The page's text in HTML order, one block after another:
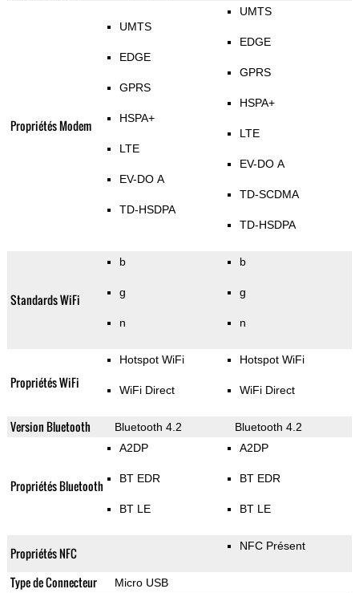
Propriétés Modem
UMTS
EDGE
GPRS
HSPA+
LTE
EV-DO A
TD-HSDPA
UMTS
EDGE
GPRS
HSPA+
LTE
EV-DO A
TD-SCDMA
TD-HSDPA
Standards WiFi
b
g
n
b
g
n
Propriétés WiFi
Hotspot WiFi
WiFi Direct
Hotspot WiFi
WiFi Direct
Version Bluetooth Bluetooth 4.2 Bluetooth 4.2
Propriétés Bluetooth
A2DP
BT EDR
BT LE
A2DP
BT EDR
BT LE
Propriétés NFC NFC Présent
Type de Connecteur Micro USB